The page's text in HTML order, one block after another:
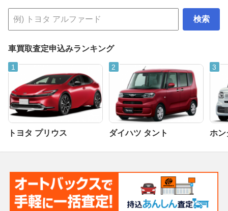
検索
車買取査定申込みランキング
トヨタ プリウス ダイハツ タント ホン